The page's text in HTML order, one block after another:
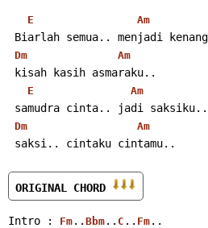
E Am
Biarlah semua.. menjadi
Dm Am
kisah kasih asmaraku..
E Am
samudra cinta.. jadi saksiku..
Dm Am
saksi.. cintaku cintamu..
ORIGINAL CHORD
Intro : Fm .. Bbm .. C .. Fm ..